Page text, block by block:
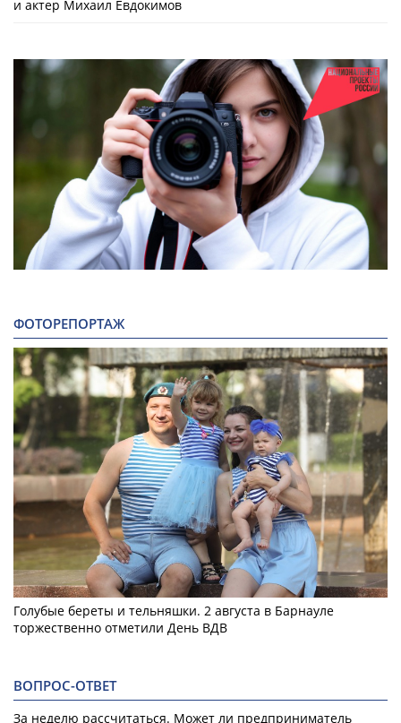
и актер Михаил Евдокимов
ФОТОРЕПОРТАЖ
Голубые береты и тельняшки. 2 августа в Барнауле
торжественно отметили День ВДВ
ВОПРОС-ОТВЕТ
За неделю рассчитаться. Может ли предприниматель